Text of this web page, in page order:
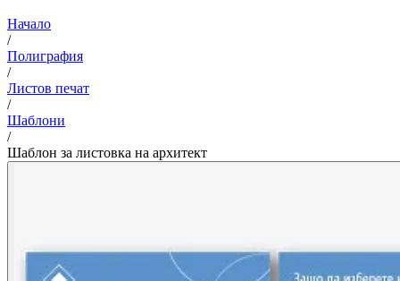
Начало
/
Полиграфия
/
Листов печат
/
Шаблони
/
Шаблон за листовка на архитект